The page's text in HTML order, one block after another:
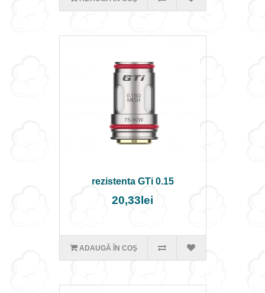
rezistenta GTi 0.15
20,33lei
ADAUGĂ ÎN COŞ